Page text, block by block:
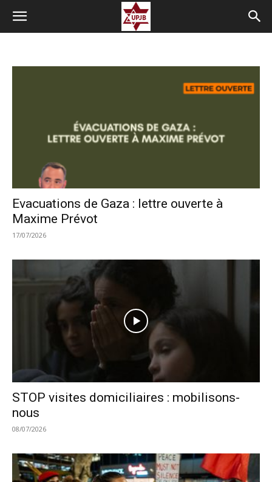
Evacuations de Gaza : lettre ouverte à
Maxime Prévot
17/07/2026
STOP visites domiciliaires : mobilisons-
nous
08/07/2026